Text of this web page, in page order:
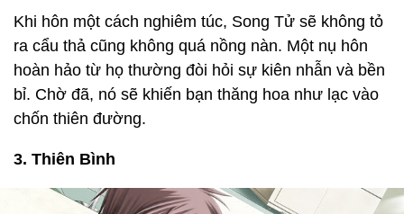
Khi hôn một cách nghiêm túc, Song Tử sẽ không tỏ
ra cẩu thả cũng không quá nồng nàn. Một nụ hôn
hoàn hảo từ họ thường đòi hỏi sự kiên nhẫn và bền
bỉ. Chờ đã, nó sẽ khiến bạn thăng hoa như lạc vào
chốn thiên đường.
3. Thiên Bình